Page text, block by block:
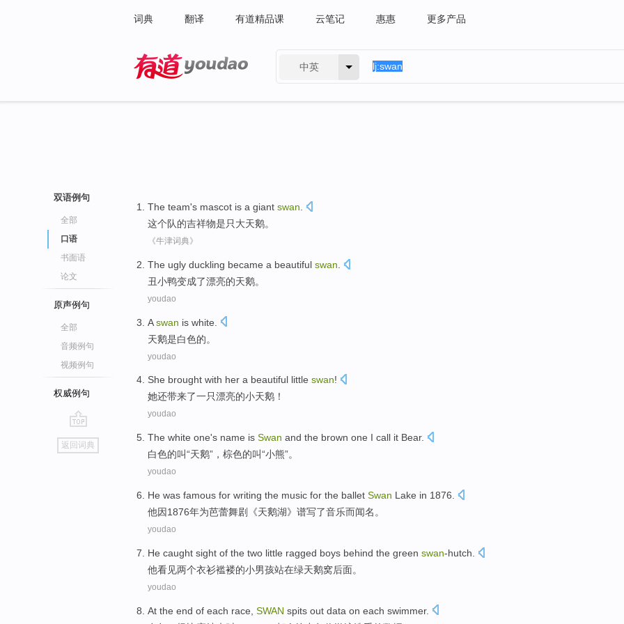
词典 翻译 有道精品课 云笔记 惠惠 更多产品
中英
双语例句
全部
口语
书面语
论文
原声例句
全部
音频例句
视频例句
权威例句
go
top
返回词典
The team's mascot is a giant swan
这个队的吉祥物是只 大天鹅。
《牛津词典》
The ugly duckling became a beautiful swan
丑小鸭变成了漂亮的天鹅。
youdao
Aswan is white
天鹅是白色的。
youdao
She brought with her a beautiful little swan!
她还带来了一只漂亮的小天鹅 ！
youdao
The white one's name is Swan and the brown one I call it Bear.
白色的叫“天鹅”， 棕色的叫“小熊”。
youdao
He was famous for writing the music for the ballet Swan Lake in 1876.
他因1876年为芭蕾舞剧 《天鹅湖》 谱写了音乐而闻名。
youdao
He caught sight of the two little ragged boys behind the green swan-hutch
他看见两个衣衫褴褛的小男孩站在绿天鹅窝后面。
youdao
At the end of each race SWAN spits out data on each swimmer.